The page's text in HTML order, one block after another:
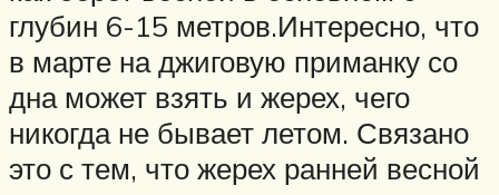
глубин 6-15 метров.Интересно, что
в марте на джиговую приманку со
дна может взять и жерех, чего
никогда не бывает летом. Связано
это с тем, что жерех ранней весной